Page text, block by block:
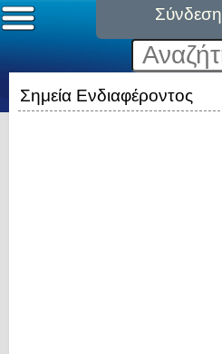
Σύνδεση
Σημεία Ενδιαφέροντος